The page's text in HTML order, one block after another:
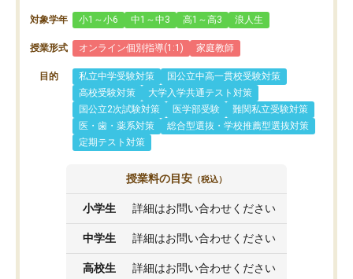
対象学年 小1～小6 中1～中3 高1～高3 浪人生
授業形式 オンライン個別指導(1:1) 家庭教師
目的 私立中学受験対策
国公立中高一貫校受験対策
高校受験対策
大学入学共通テスト対策
国公立2次試験対策
医学部受験
難関私立受験対策
医・歯・薬系対策
総合型選抜・学校推薦型選抜対策
定期テスト対策
授業料の目安 （税込）
小学生 詳細はお問い合わせください
中学生 詳細はお問い合わせください
高校生 詳細はお問い合わせください